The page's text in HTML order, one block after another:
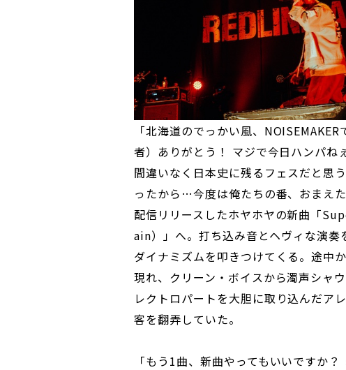
「北海道のでっかい風、
者）ありがとう！ マジで今日ハンパね
間違いなく日本史に残るフェスだと思
ったから…今度は俺たちの番、おまえ
配信リリースしたホヤホヤの新曲「
ain）」へ。打ち込み音とヘヴィな演
ダイナミズムを叩きつけてくる。途
現れ、クリーン・ボイスから濁声シャ
レクトロパートを大胆に取り込んだア
客を翻弄していた。
「もう1曲、新曲やってもいいですか